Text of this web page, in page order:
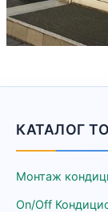
КАТАЛОГ
Монтаж
On/Off